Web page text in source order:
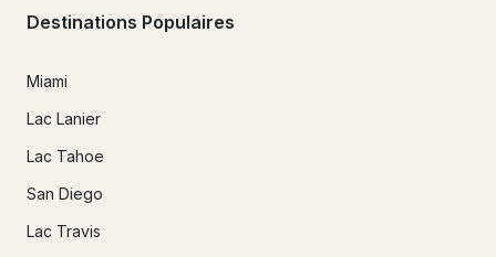
Destinations Populaires
Miami
Lac Lanier
Lac Tahoe
San Diego
Lac Travis